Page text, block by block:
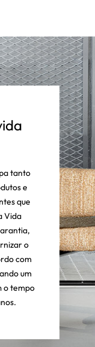
tanto
e
que
Vida
o
com
um
o tempo